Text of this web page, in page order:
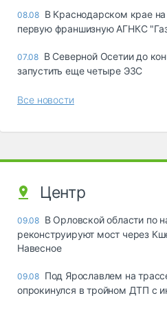
08.08 В Краснодарском крае
первую франшизную АГНКС
07.08 В Северной Осетии до
запустить еще четыре ЭЗС
Все новости
Центр
09.08 В Орловской области по
реконструируют мост через
Навесное
09.08 Под Ярославлем на
опрокинулся в тройном ДТП с